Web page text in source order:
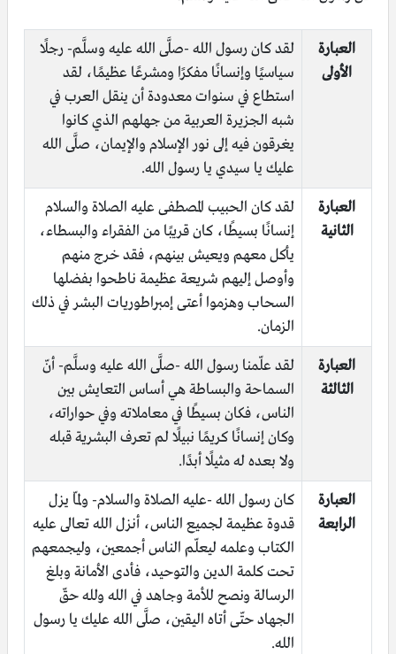
العبارة
الأولى
لقد كان رسول الله -صلَّى الله عليه وسلَّم- رجلًا
سياسيًا وإنسانًا مفكرًا ومشرعًا عظيمًا، لقد
استطاع في سنوات معدودة أن ينقل العرب في
شبه الجزيرة العربية من جهلهم الذي كانوا
يغرقون فيه إلى نور الإسلام والإيمان، صلَّى الله
عليك يا سيدي يا رسول الله.
العبارة
الثانية
لقد كان الحبيب المصطفى عليه الصلاة والسلام
إنسانًا بسيطًا، كان قريبًا من الفقراء والبسطاء،
يأكل معهم ويعيش بينهم، فقد خرج منهم
وأوصل إليهم شريعة عظيمة ناطحوا بفضلها
السحاب وهزموا أعتى إمبراطوريات البشر في ذلك
الزمان.
العبارة
الثالثة
لقد علّمنا رسول الله -صلَّى الله عليه وسلَّم- أنّ
السماحة والبساطة هي أساس التعايش بين
الناس، فكان بسيطًا في معاملاته وفي حواراته،
وكان إنسانًا كريمًا نبيلًا لم تعرف البشرية قبله
ولا بعده له مثيلًا أبدًا.
العبارة
الرابعة
كان رسول الله -عليه الصلاة والسلام- ولمّا يزل
قدوة عظيمة لجميع الناس، أنزل الله تعالى عليه
الكتاب وعلمه ليعلّم الناس أجمعين، وليجمعهم
تحت كلمة الدين والتوحيد، فأدى الأمانة وبلغ
الرسالة ونصح للأمة وجاهد في الله ولله حقّ
الجهاد حتّى أتاه اليقين، صلَّى الله عليك يا رسول
الله.